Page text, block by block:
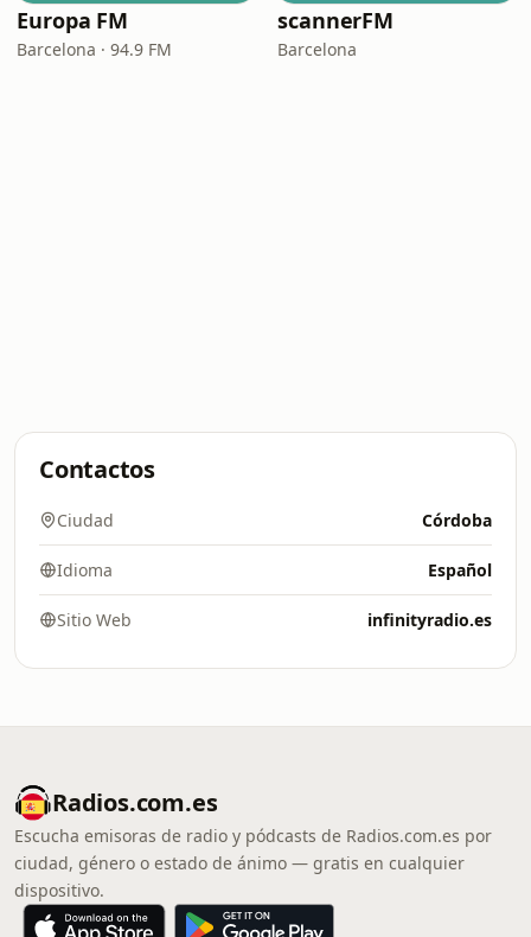
Europa FM
Barcelona · 94.9 FM
scannerFM
Barcelona
Contactos
Ciudad Córdoba
Idioma Español
Sitio Web infinityradio.es
Radios.com.es
Escucha emisoras de radio y pódcasts de Radios.com.es por
ciudad, género o estado de ánimo — gratis en cualquier
dispositivo.